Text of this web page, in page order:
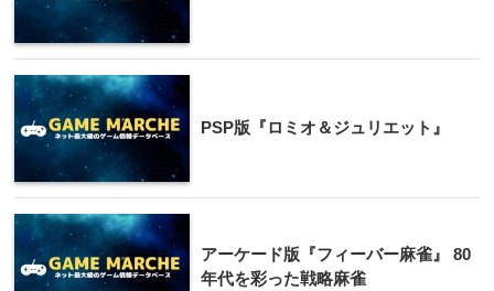
PSP版『ロミオ＆ジュリエット』
アーケード版『フィーバー麻雀』 80
年代を彩った戦略麻雀